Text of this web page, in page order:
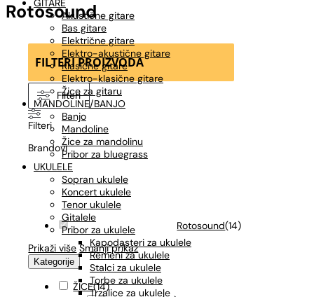
GITARE
Akustične gitare
Bas gitare
Električne gitare
Elektro-akustične gitare
Klasične gitare
Elektro-klasične gitare
Žice za gitaru
MANDOLINE/BANJO
Banjo
Mandoline
Žice za mandolinu
Pribor za bluegrass
UKULELE
Sopran ukulele
Koncert ukulele
Tenor ukulele
Gitalele
Pribor za ukulele
Kapodasteri za ukulele
Remeni za ukulele
Stalci za ukulele
Torbe za ukulele
Trzalice za ukulele
Rotosound
FILTERI PROIZVODA
Filteri
Filteri
Brandovi
Rotosound(14)
Prikaži više Smanji prikaz
Kategorije
ŽICE(14)